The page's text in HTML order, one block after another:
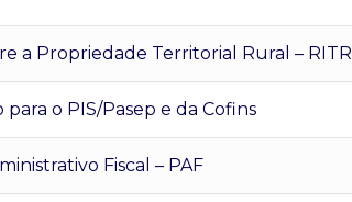
a Propriedade Territorial Rural – RITR
o PIS/Pasep e da Cofins
Fiscal – PAF